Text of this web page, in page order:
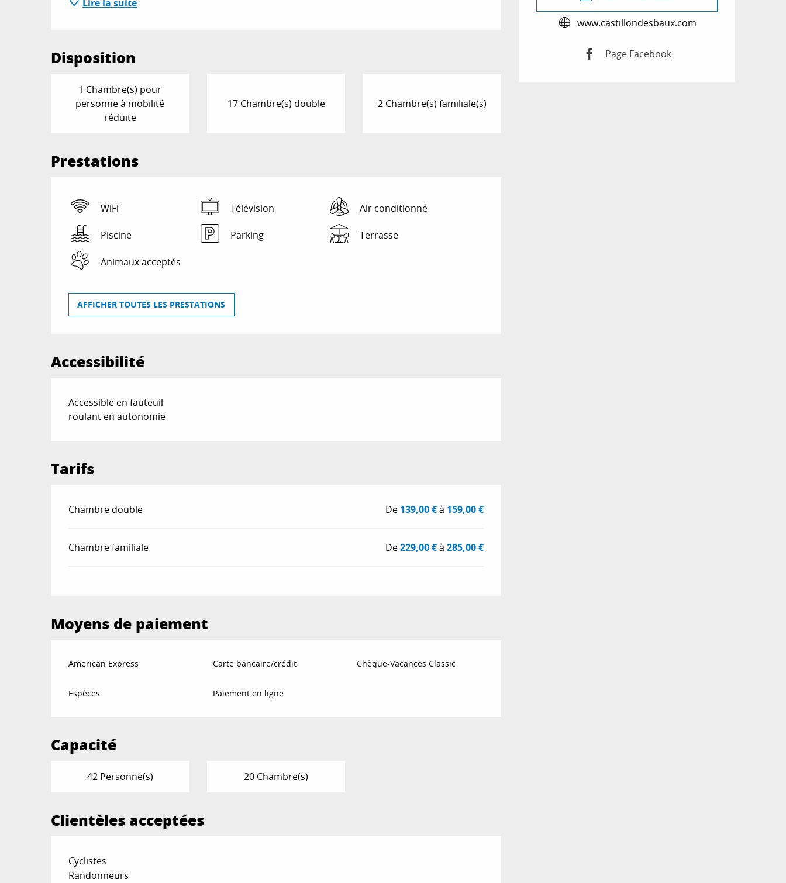
www.castillondesbaux.com
Page Facebook
Lire la suite
Disposition
1 Chambre(s) pour
personne à mobilité
réduite
17 Chambre(s) double 2 Chambre(s) familiale(s)
Prestations
WiFi Télévision Air conditionné
Piscine Parking Terrasse
Animaux acceptés
AFFICHER TOUTES LES PRESTATIONS
Accessibilité
Accessible en fauteuil
roulant en autonomie
Tarifs
Tarifs 2026
Chambre double De 139,00 €à 159,00 €
Chambre familiale De229,00 €à285,00 €
Moyens de paiement
American Express Carte bancaire/crédit Chèque-Vacances Classic
Espèces Paiement en ligne
Capacité
42 Personne(s) 20 Chambre(s)
Clientèles acceptées
Cyclistes
Randonneurs